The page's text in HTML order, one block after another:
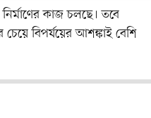
কাজ চলছে। তবে
বিপর্যয়ের আশঙ্কাই বেশি